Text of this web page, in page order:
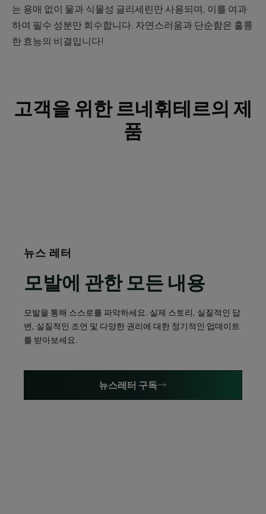
는 용매 없이 물과 식물성 글리세린만 사용되며, 이를 여과
하여 필수 성분만 회수합니다. 자연스러움과 단순함은 훌륭
한 효능의 비결입니다!
고객을 위한 르네휘테르의 제
품
뉴스 레터
모발에 관한 모든 내용
모발을 통해 스스로를 파악하세요. 실제 스토리, 실질적인 답
변, 실질적인 조언 및 다양한 권리에 대한 정기적인 업데이트
를 받아보세요.
뉴스레터 구독